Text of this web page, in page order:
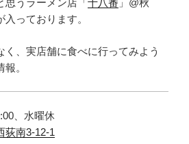
うラーメン店「 十八番 」@秋
っております。
く、実店舗に食べに行ってみよう
。
、水曜休
荻南3-12-1